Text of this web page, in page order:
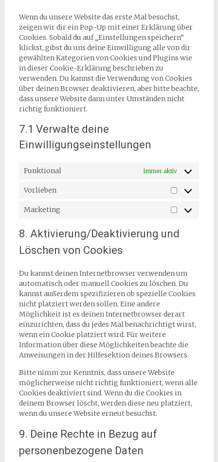
Wenn du unsere Website das erste Mal besuchst,
zeigen wir dir ein Pop-Up mit einer Erklärung über
Cookies. Sobald du auf „Einstellungen speichern“
klickst, gibst du uns deine Einwilligung alle von dir
gewählten Kategorien von Cookies und Plugins wie
in dieser Cookie-Erklärung beschrieben zu
verwenden. Du kannst die Verwendung von Cookies
über deinen Browser deaktivieren, aber bitte beachte,
dass unsere Website dann unter Umständen nicht
richtig funktioniert.
7.1 Verwalte deine
Einwilligungseinstellungen
Funktional Immer aktiv
Vorlieben
Vorlieben
Marketing
Marketing
8. Aktivierung/Deaktivierung und
Löschen von Cookies
Du kannst deinen Internetbrowser verwenden um
automatisch oder manuell Cookies zu löschen. Du
kannst außerdem spezifizieren ob spezielle Cookies
nicht platziert werden sollen. Eine andere
Möglichkeit ist es deinen Internetbrowser derart
einzurichten, dass du jedes Mal benachrichtigt wirst,
wenn ein Cookie platziert wird. Für weitere
Information über diese Möglichkeiten beachte die
Anweisungen in der Hilfesektion deines Browsers.
Bitte nimm zur Kenntnis, dass unsere Website
möglicherweise nicht richtig funktioniert, wenn alle
Cookies deaktiviert sind. Wenn du die Cookies in
deinem Browser löscht, werden diese neu platziert,
wenn du unsere Website erneut besuchst.
9. Deine Rechte in Bezug auf
personenbezogene Daten